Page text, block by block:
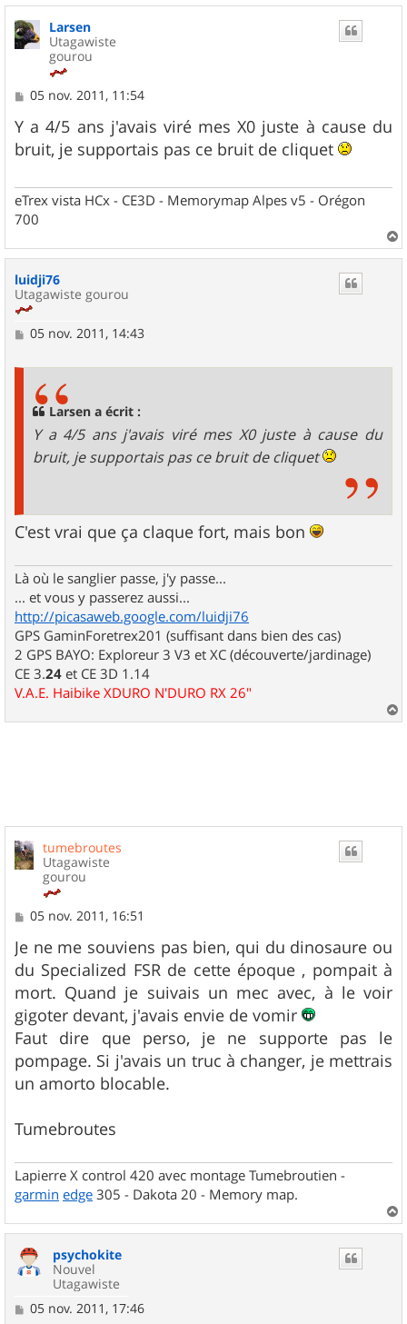
Larsen
Utagawiste
gourou
M
s
a
05 nov. 2011, 11:54
Y a 4/5 ans j'avais viré mes X0 juste à cause du
bruit, je supportais pas ce bruit de cliquet
eTrex vista HCx - CE3D - Memorymap Alpes v5 - Orégon
700
a
luidji76
Utagawiste gourou
M
05 nov. 2011, 14:43
Larsen a écrit :
Y a 4/5 ans j'avais viré mes X0 juste à cause du
bruit, je supportais pas ce bruit de cliquet
C'est vrai que ça claque fort, mais bon
Là où le sanglier passe, j'y passe...
... et vous y passerez aussi...
http://picasaweb.google.com/luidji76
GPS GaminForetrex201 (suffisant dans bien des cas)
2 GPS BAYO: Exploreur 3 V3 et XC (découverte/jardinage)
CE 3.24 et CE 3D 1.14
V.A.E. Haibike XDURO N'DURO RX 26"
a
tumebroutes
Utagawiste
gourou
M
s
s
a
g
e
05 nov. 2011, 16:51
Je ne me souviens pas bien, qui du dinosaure ou
du Specialized FSR de cette époque , pompait à
mort. Quand je suivais un mec avec, à le voir
gigoter devant, j'avais envie de vomir
Faut dire que perso, je ne supporte pas le
pompage. Si j'avais un truc à changer, je mettrais
un amorto blocable.
Tumebroutes
Lapierre X control 420 avec montage Tumebroutien -
garmin edge 305 - Dakota 20 - Memory map.
a
psychokite
Nouvel
Utagawiste
M
05 nov. 2011, 17:46